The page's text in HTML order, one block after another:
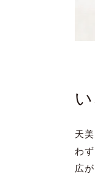
天
わ
広が